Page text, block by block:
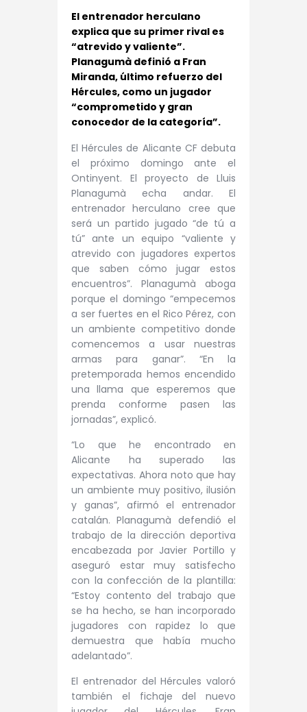
El entrenador herculano
explica que su primer rival es
“atrevido y valiente”.
Planagumà definió a Fran
Miranda, último refuerzo del
Hércules, como un jugador
“comprometido y gran
conocedor de la categoría”.
El Hércules de Alicante CF debuta
el próximo domingo ante el
Ontinyent. El proyecto de Lluis
Planagumà echa andar. El
entrenador herculano cree que
será un partido jugado “de tú a
tú” ante un equipo “valiente y
atrevido con jugadores expertos
que saben cómo jugar estos
encuentros”. Planagumà aboga
porque el domingo “empecemos
a ser fuertes en el Rico Pérez, con
un ambiente competitivo donde
comencemos a usar nuestras
armas para ganar”. “En la
pretemporada hemos encendido
una llama que esperemos que
prenda conforme pasen las
jornadas”, explicó.
“Lo que he encontrado en
Alicante ha superado las
expectativas. Ahora noto que hay
un ambiente muy positivo, ilusión
y ganas”, afirmó el entrenador
catalán. Planagumà defendió el
trabajo de la dirección deportiva
encabezada por Javier Portillo y
aseguró estar muy satisfecho
con la confección de la plantilla:
“Estoy contento del trabajo que
se ha hecho, se han incorporado
jugadores con rapidez lo que
demuestra que había mucho
adelantado”.
El entrenador del Hércules valoró
también el fichaje del nuevo